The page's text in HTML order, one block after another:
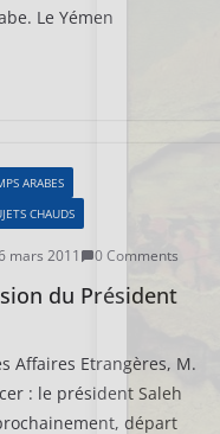
Le Yémen
ARABES
CHAUDS
mars 2011 0 Comments
du Président
Affaires Etrangères, M.
: le président Saleh
départ